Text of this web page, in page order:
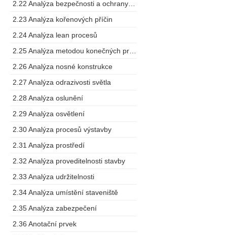
2.23 Analýza kořenových příčin
2.24 Analýza lean procesů
2.26 Analýza nosné konstrukce
2.27 Analýza odrazivosti světla
2.28 Analýza oslunění
2.29 Analýza osvětlení
2.30 Analýza procesů výstavby
2.31 Analýza prostředí
2.32 Analýza proveditelnosti stavby
2.33 Analýza udržitelnosti
2.34 Analýza umístění staveniště
2.35 Analýza zabezpečení
2.36 Anotační prvek